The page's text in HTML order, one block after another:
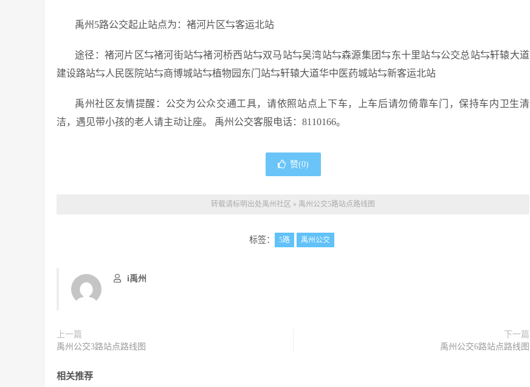
禹州5路公交起止站点为：褚河片区⇆客运北站
途径：褚河片区⇆褚河街站⇆褚河桥西站⇆双马站⇆吴湾站⇆森源集团⇆东十里站⇆公交总站⇆轩辕大道
建设路站⇆人民医院站⇆商博城站⇆植物园东门站⇆轩辕大道华中医药城站⇆新客运北站
禹州社区友情提醒：公交为公众交通工具，请依照站点上下车，上车后请勿倚靠车门，保持车内卫生清
洁，遇见带小孩的老人请主动让座。 禹州公交客服电话：8110166。
赞(0)
转载请标明出处禹州社区 » 禹州公交5路站点路线图
标签： 5路 禹州公交
i禹州
上一篇
禹州公交3路站点路线图
下一篇
禹州公交6路站点路线图
相关推荐